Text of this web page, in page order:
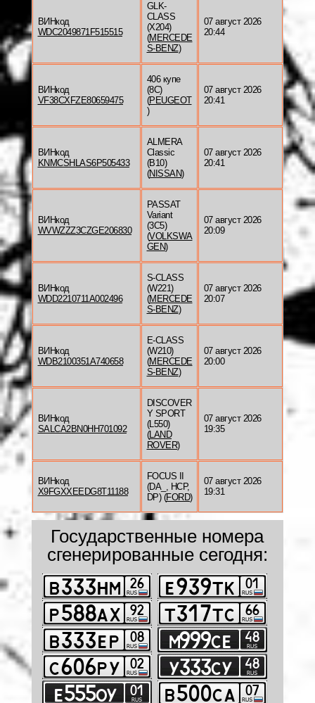
ВИНкод
WDC2049871F515515
GLK-
CLASS
(X204)
(MERCEDE
S-BENZ)
07 август 2026
20:44
ВИНкод
VF38CXFZE80659475
406 купе
(8C)
(PEUGEOT
)
07 август 2026
20:41
ВИНкод
KNMCSHLAS6P505433
ALMERA
Classic
(B10)
(NISSAN)
07 август 2026
20:41
ВИНкод
WVWZZZ3CZGE206830
PASSAT
Variant
(3C5)
(VOLKSWA
GEN)
07 август 2026
20:09
ВИНкод
WDD2210711A002496
S-CLASS
(W221)
(MERCEDE
S-BENZ)
07 август 2026
20:07
ВИНкод
WDB2100351A740658
E-CLASS
(W210)
(MERCEDE
S-BENZ)
07 август 2026
20:00
ВИНкод
SALCA2BN0HH701092
DISCOVER
Y SPORT
(L550)
(LAND
ROVER)
07 август 2026
19:35
ВИНкод
X9FGXXEEDG8T11188
FOCUS II
(DA_, HCP,
DP) (FORD)
07 август 2026
19:31
Государственные номера
сгенерированные сегодня: